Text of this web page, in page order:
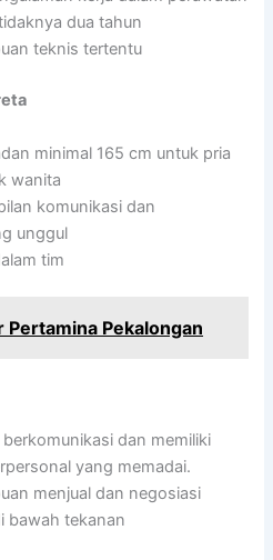
dua tahun
teknis tertentu
minimal 165 cm untuk pria
wanita
komunikasi dan
unggul
tim
Pertamina Pekalongan
dan memiliki
yang memadai.
menjual dan negosiasi
bawah tekanan